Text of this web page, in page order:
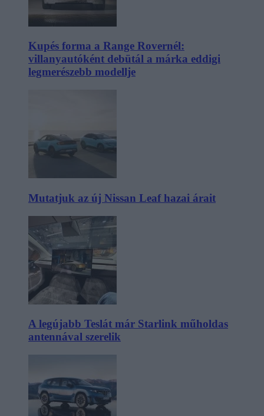
Kupés forma a Range Rovernél:
villanyautóként debütál a márka eddigi
legmerészebb modellje
Mutatjuk az új Nissan Leaf hazai árait
A legújabb Teslát már Starlink műholdas
antennával szerelik